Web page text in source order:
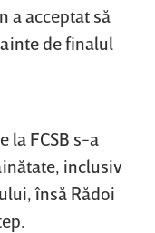
a acceptat să
de finalul
la FCSB s-a
inclusiv
însă Rădoi